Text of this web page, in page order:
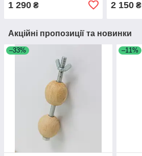
1 290 ₴ 2 150₴
Акційні пропозиції та новинки
–33% –11%